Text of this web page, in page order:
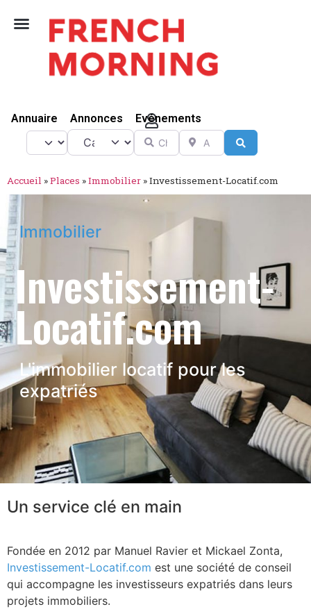
Annuaire Annonces Evénements
Select search type
Catégorie ChercherA proximité de
Accueil »Places »Immobilier »Investissement-Locatif.com
Immobilier
Investissement-
Locatif.com
L'immobilier locatif pour les
expatriés
Un service clé en main
Fondée en 2012 par Manuel Ravier et Mickael Zonta,
Investissement-Locatif.com est une société de conseil
qui accompagne les investisseurs expatriés dans leurs
projets immobiliers.